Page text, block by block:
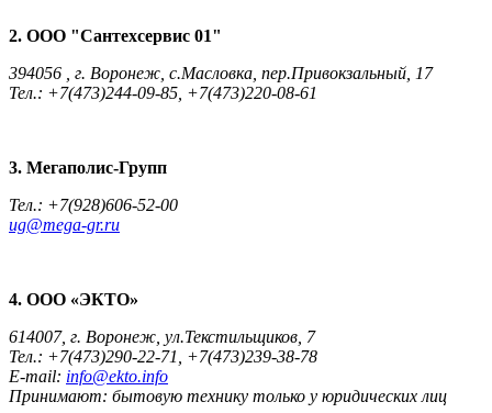
2. ООО "Сантехсервис 01"
394056 , г. Воронеж, с.Масловка, пер.Привокзальный, 17
Тел.: +7(473)244-09-85, +7(473)220-08-61
3. Мегаполис-Групп
Тел.: +7(928)606-52-00
ug@mega-gr.ru
4. ООО «ЭКТО»
614007, г. Воронеж, ул.Текстильщиков, 7
Тел.: +7(473)290-22-71, +7(473)239-38-78
E-mail: info@ekto.info
Принимают: бытовую технику только у юридических лиц